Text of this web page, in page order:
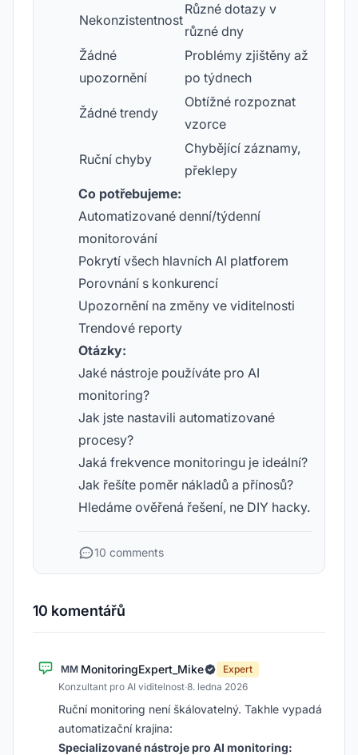
Nekonzistentnost
Různé dotazy v
různé dny
Žádné
upozornění
Problémy zjištěny až
po týdnech
Žádné trendy
Obtížné rozpoznat
vzorce
Ruční chyby
Chybějící záznamy,
překlepy
Co potřebujeme:
Automatizované denní/týdenní
monitorování
Pokrytí všech hlavních AI platforem
Porovnání s konkurencí
Upozornění na změny ve viditelnosti
Trendové reporty
Otázky:
Jaké nástroje používáte pro AI
monitoring?
Jak jste nastavili automatizované
procesy?
Jaká frekvence monitoringu je ideální?
Jak řešíte poměr nákladů a přínosů?
Hledáme ověřená řešení, ne DIY hacky.
10 comments
10 komentářů
MM MonitoringExpert_Mike
Expert
Konzultant pro AI viditelnost·8. ledna 2026
Ruční monitoring není škálovatelný. Takhle vypadá
automatizační krajina:
Specializované nástroje pro AI monitoring: